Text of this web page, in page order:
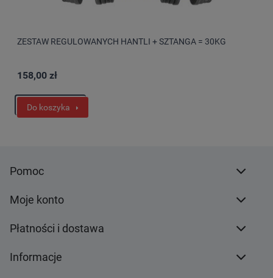
ZESTAW REGULOWANYCH HANTLI + SZTANGA = 30KG
158,00 zł
Do koszyka
Pomoc
Moje konto
Płatności i dostawa
Informacje